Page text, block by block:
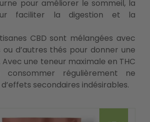
pour améliorer le sommeil, la
faciliter la digestion et la
CBD sont mélangées avec
ou d’autres thés pour donner une
Avec une teneur maximale en THC
consommer régulièrement ne
secondaires indésirables.